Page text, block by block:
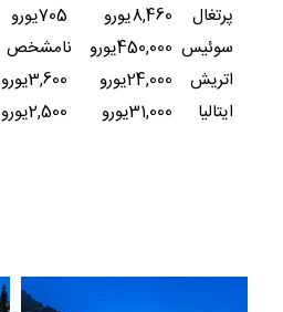
پرتغال
8,460یورو 705یورو
سوئیس 450,000یورو نامشخص
اتریش
24,000یورو 3,600یورو
ایتالیا
31,000یورو 2,500یورو